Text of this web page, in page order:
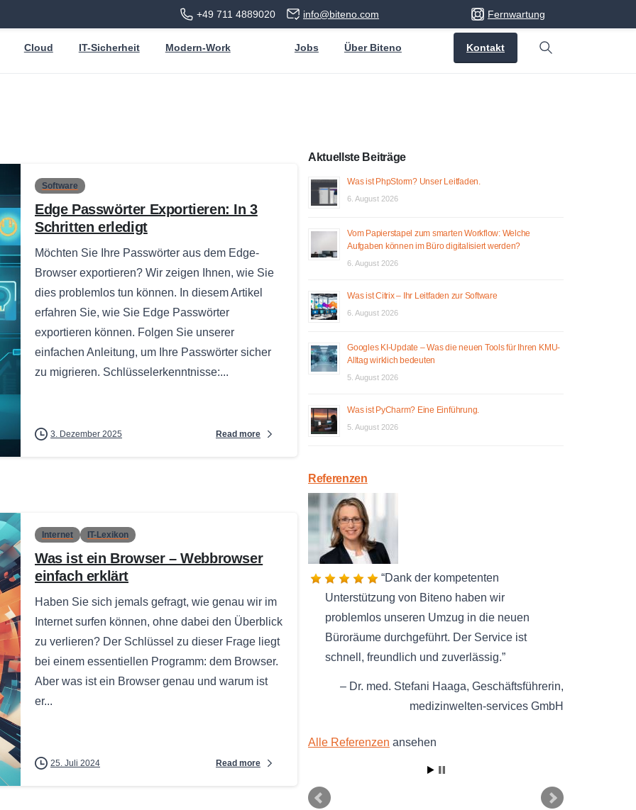
+49 711 4889020 info@biteno.com Fernwartung
Cloud IT-Sicherheit Modern-Work Jobs Über Biteno Kontakt
Search
Software
Edge Passwörter Exportieren: In 3
Schritten erledigt
Möchten Sie Ihre Passwörter aus dem Edge-
Browser exportieren? Wir zeigen Ihnen, wie Sie
dies problemlos tun können. In diesem Artikel
erfahren Sie, wie Sie Edge Passwörter
exportieren können. Folgen Sie unserer
einfachen Anleitung, um Ihre Passwörter sicher
zu migrieren. Schlüsselerkenntnisse:...
3. Dezember 2025 Read more
Internet IT-Lexikon
Was ist ein Browser – Webbrowser
einfach erklärt
Haben Sie sich jemals gefragt, wie genau wir im
Internet surfen können, ohne dabei den Überblick
zu verlieren? Der Schlüssel zu dieser Frage liegt
bei einem essentiellen Programm: dem Browser.
Aber was ist ein Browser genau und warum ist
er...
25. Juli 2024 Read more
Aktuellste Beiträge
Was ist PhpStorm? Unser Leitfaden.
6. August 2026
Vom Papierstapel zum smarten Workflow: Welche
Aufgaben können im Büro digitalisiert werden?
6. August 2026
Was ist Citrix – Ihr Leitfaden zur Software
6. August 2026
Googles KI-Update – Was die neuen Tools für Ihren KMU-
Alltag wirklich bedeuten
5. August 2026
Was ist PyCharm? Eine Einführung.
5. August 2026
Referenzen
Dank der kompetenten
Unterstützung von Biteno haben wir
problemlos unseren Umzug in die neuen
Büroräume durchgeführt. Der Service ist
schnell, freundlich und zuverlässig.
Dr. med. Stefani Haaga Geschäftsführerin
medizinwelten-services GmbH
Alle Referenzen ansehen